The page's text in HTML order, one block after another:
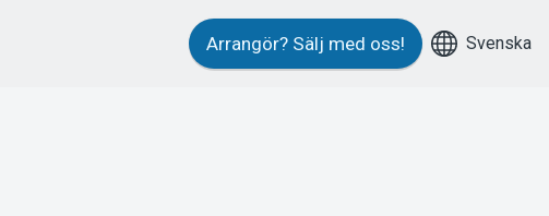
Arrangör? Sälj med oss! Svenska